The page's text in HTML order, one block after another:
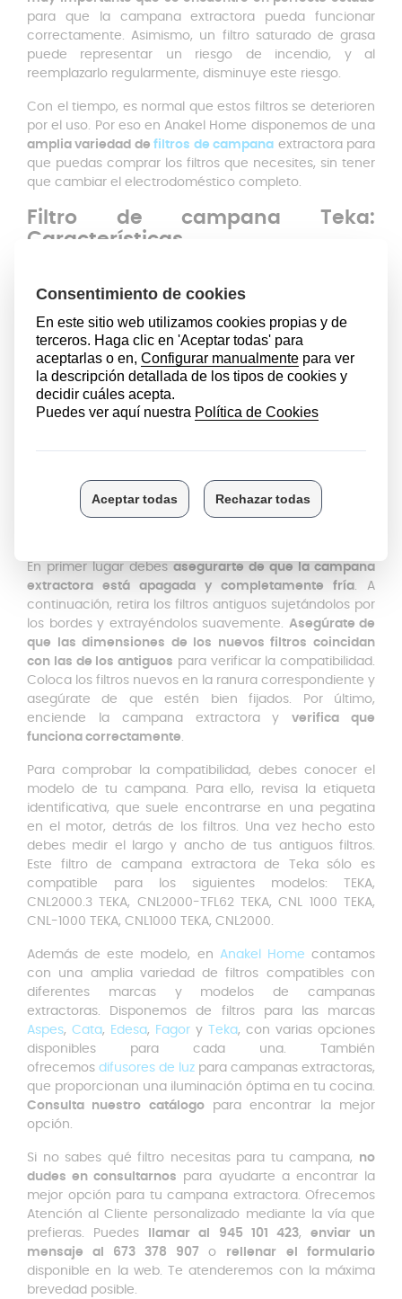
para que la campana extractora pueda funcionar
correctamente. Asimismo, un filtro saturado de grasa
puede representar un riesgo de incendio, y al
reemplazarlo regularmente, disminuye este riesgo.
Con el tiempo, es normal que estos filtros se deterioren
por el uso. Por eso en Anakel Home disponemos de una
amplia variedad defiltros de campana extractora para
que puedas comprar los filtros que necesites, sin tener
que cambiar el electrodoméstico completo.
Filtro de campana Teka:
Características
diseñados para ser compatibles con campanas
fabricados con materiales resistentes a altas
temperaturas y de larga duración. Estos filtros
garantizan una extracción eficiente del humo, los
olores y las partículas de grasa del aire, contribuyendo
a un ambiente de cocina limpio y seguro.
Dimensiones: 18,8 cm x 50 cm con una distancia de
Durabilidad:
Diseñados para un uso prolongado
mínimo mantenimiento.
En primer lugar debes asegurarte de que la campana
extractora está apagada y completamente fría. A
continuación, retira los filtros antiguos sujetándolos por
los bordes y extrayéndolos suavemente. Asegúrate de
que las dimensiones de los nuevos filtros coincidan
con las de los antiguos para verificar la compatibilidad.
Coloca los filtros nuevos en la ranura correspondiente y
asegúrate de que estén bien fijados. Por último,
enciende la campana extractora yverifica que
funciona correctamente.
Para comprobar la compatibilidad, debes conocer el
modelo de tu campana. Para ello, revisa la etiqueta
identificativa, que suele encontrarse en una pegatina
en el motor, detrás de los filtros. Una vez hecho esto
debes medir el largo y ancho de tus antiguos filtros.
Este filtro de campana extractora de Teka sólo es
compatible para los siguientes modelos: TEKA,
CNL2000.3 TEKA, CNL2000-TFL62 TEKA, CNL 1000 TEKA,
CNL-1000 TEKA, CNL1000 TEKA, CNL2000.
Además de este modelo, en Anakel Home contamos
con una amplia variedad de filtros compatibles con
diferentes marcas y modelos de campanas
extractoras. Disponemos de filtros para las marcas
Aspes, Cata, Edesa, Fagor y Teka, con varias opciones
disponibles para cada una. También
ofrecemos difusores de luz para campanas extractoras,
que proporcionan una iluminación óptima en tu cocina.
Consulta nuestro catálogopara encontrar la mejor
opción.
Si no sabes qué filtro necesitas para tu campana, no
dudes en consultarnos para ayudarte a encontrar la
mejor opción para tu campana extractora. Ofrecemos
Atención al Cliente personalizado mediante la vía que
prefieras. Puedes
llamar al 945 101 423, enviar un
mensaje al 673 378 907 o rellenar
el formulario
disponible en la web. Te atenderemos con la máxima
brevedad posible.